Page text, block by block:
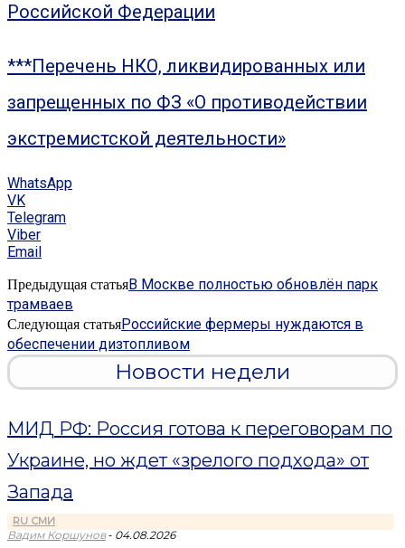
Российской Федерации
***Перечень НКО, ликвидированных или
запрещенных по ФЗ «О противодействии
экстремистской деятельности»
WhatsApp
VK
Telegram
Viber
Email
Предыдущая статьяВ Москве полностью обновлён парк
трамваев
Следующая статьяРоссийские фермеры нуждаются в
обеспечении дизтопливом
Новости недели
МИД РФ: Россия готова к переговорам по
Украине, но ждет «зрелого подхода» от
Запада
RU СМИ
Вадим Коршунов - 04.08.2026